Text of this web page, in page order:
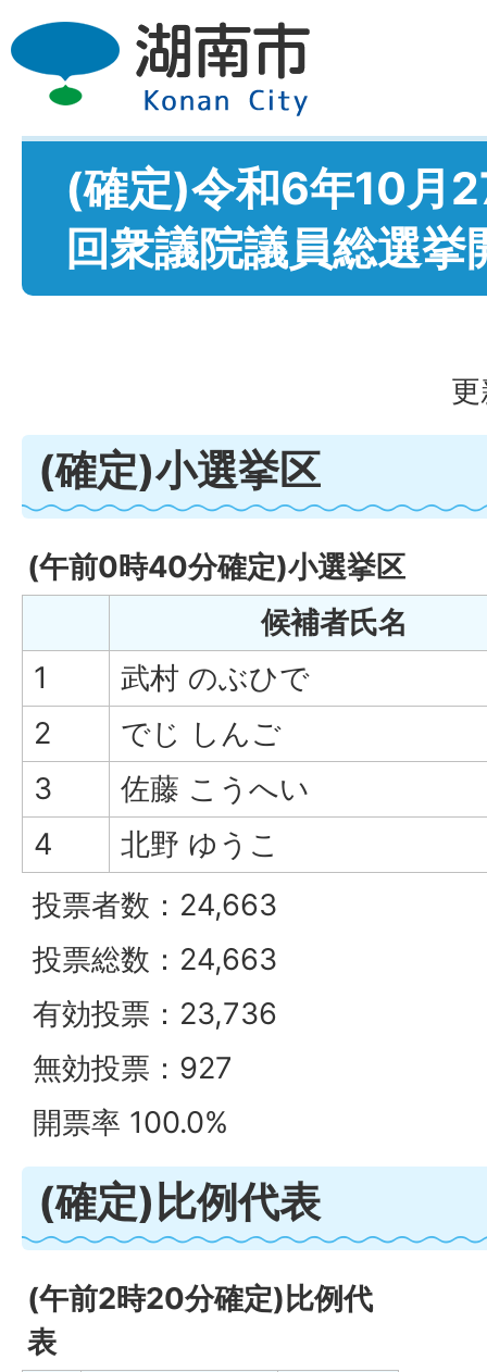
(確定)令和6年10月
回衆議院議員総選挙
(確定)小選挙区
(午前0時40分確定)小選挙区
候補者氏名
1
武村 のぶひで
2
でじ しんご
3
佐藤 こうへい
4
北野 ゆうこ
投票者数：24,663
投票総数：24,663
有効投票：23,736
無効投票：927
開票率 100.0%
(確定)比例代表
(午前2時20分確定)比例代
表